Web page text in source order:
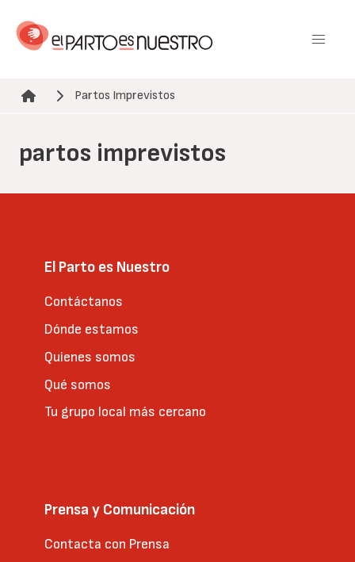
contenido
Ruta de navegación
Partos Imprevistos
partos imprevistos
El Parto es Nuestro
Contáctanos
Dónde estamos
Quienes somos
Qué somos
Tu grupo local más cercano
Prensa y Comunicación
Contacta con Prensa